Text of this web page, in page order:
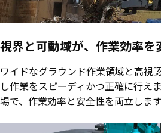
視界と可動域が、作業効率を
ワイドなグラウンド作業領域と高視
し作業をスピーディかつ正確に行え
場で、作業効率と安全性を両立します